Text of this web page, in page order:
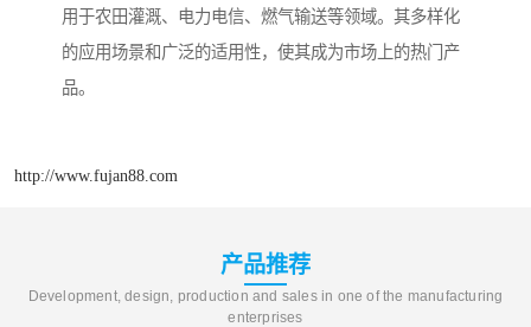
用于农田灌溉、电力电信、燃气输送等领域。其多样化
的应用场景和广泛的适用性，使其成为市场上的热门产
品。
http://www.fujan88.com
产品推荐
Development, design, production and sales in one of the manufacturing
enterprises